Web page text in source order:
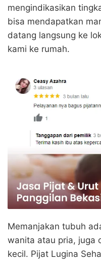
mengindikasikan
bisa mendapatkan
datang langsung ke
kami ke rumah.
Memanjakan tubuh
wanita atau pria, juga
kecil. Pijat Lugina